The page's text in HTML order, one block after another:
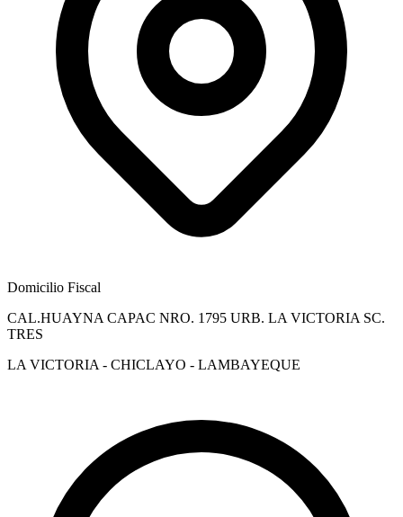
Domicilio Fiscal
CAL.HUAYNA CAPAC NRO. 1795 URB. LA VICTORIA SC.
TRES
LA VICTORIA - CHICLAYO - LAMBAYEQUE